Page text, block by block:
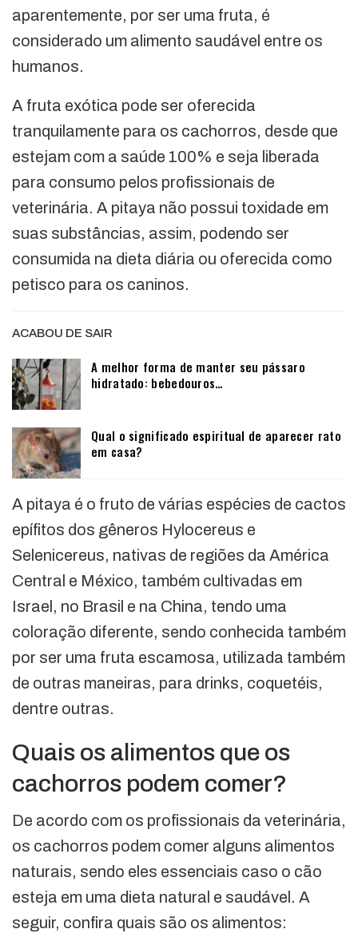
aparentemente, por ser uma fruta, é
considerado um alimento saudável entre os
humanos.
A fruta exótica pode ser oferecida
tranquilamente para os cachorros, desde que
estejam com a saúde 100% e seja liberada
para consumo pelos profissionais de
veterinária. A pitaya não possui toxidade em
suas substâncias, assim, podendo ser
consumida na dieta diária ou oferecida como
petisco para os caninos.
ACABOU DE SAIR
A melhor forma de manter seu pássaro
hidratado: bebedouros…
Qual o significado espiritual de aparecer rato
em casa?
A pitaya é o fruto de várias espécies de cactos
epífitos dos gêneros Hylocereus e
Selenicereus, nativas de regiões da América
Central e México, também cultivadas em
Israel, no Brasil e na China, tendo uma
coloração diferente, sendo conhecida também
por ser uma fruta escamosa, utilizada também
de outras maneiras, para drinks, coquetéis,
dentre outras.
Quais os alimentos que os
cachorros podem comer?
De acordo com os profissionais da veterinária,
os cachorros podem comer alguns alimentos
naturais, sendo eles essenciais caso o cão
esteja em uma dieta natural e saudável. A
seguir, confira quais são os alimentos: